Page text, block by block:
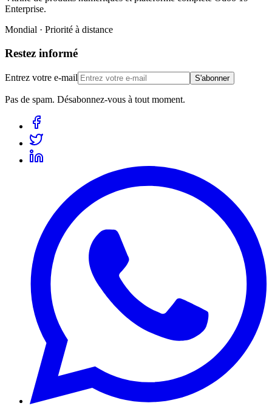
Enterprise.
Mondial · Priorité à distance
Restez informé
Entrez votre e-mail S'abonner
Pas de spam. Désabonnez-vous à tout moment.